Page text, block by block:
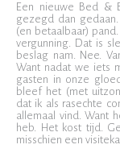
Een nieuwe Bed &
gezegd dan
(en betaalbaar)
vergunning. Dat is
beslag nam. Nee.
Want nadat we iets
gasten in onze
bleef het (met
dat ik als rasechte
allemaal vind. Want
heb. Het kost tijd.
misschien een